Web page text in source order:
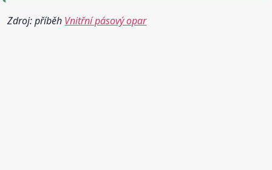
Zdroj: příběh Vnitřní pásový opar